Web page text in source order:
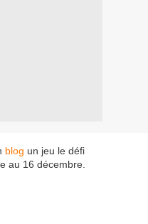
blog un jeu le défi
au 16 décembre.